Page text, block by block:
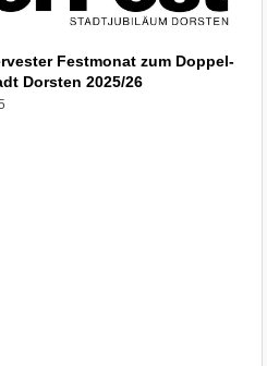
Festmonat zum Doppel-
Dorsten 2025/26